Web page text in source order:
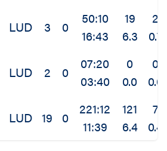
LUD 3 0
50:10
16:43
19
6.3
2
0.7
LUD 2 0
07:20
03:40
0
0.0
0
0.0
LUD 19 0
221:12
11:39
121
6.4
7
0.4